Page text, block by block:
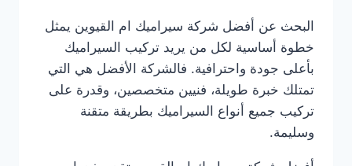
البحث عن أفضل شركة سيراميك ام القيوين يمثل
خطوة أساسية لكل من يريد تركيب السيراميك
بأعلى جودة واحترافية. فالشركة الأفضل هي التي
تمتلك خبرة طويلة، فنيين متخصصين، وقدرة على
تركيب جميع أنواع السيراميك بطريقة متقنة
وسليمة.